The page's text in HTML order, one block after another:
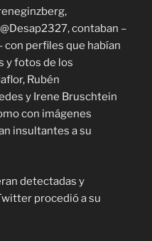
contaban –
perfiles que habían
y fotos de los
Rubén
y Irene Bruschtein
con imágenes
insultantes a su
detectadas y
procedió a su